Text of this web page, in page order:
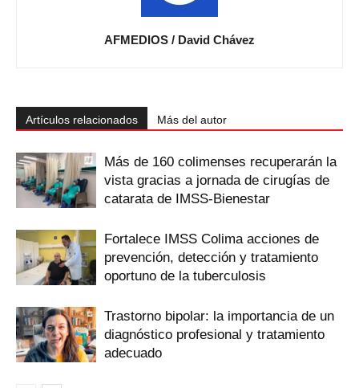
AFMEDIOS / David Chávez
Artículos relacionados Más del autor
Más de 160 colimenses recuperarán la
vista gracias a jornada de cirugías de
catarata de IMSS-Bienestar
Fortalece IMSS Colima acciones de
prevención, detección y tratamiento
oportuno de la tuberculosis
Trastorno bipolar: la importancia de un
diagnóstico profesional y tratamiento
adecuado